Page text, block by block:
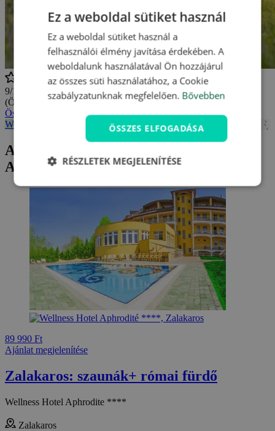
9/10
(Összesen
5 értékelés)
Összes vélemény megtekintése
Wellness Hotel Aphrodite **** - mapa
Aktuális ajánlatunk Wellness Hotel
Aphrodite ****
89 990 Ft
Ajánlat megjelenítése
Zalakaros: szaunák+ római fürdő
Wellness Hotel Aphrodite ****
Zalakaros
Ez a weboldal sütiket használ
Ez a weboldal sütiket használ a
felhasználói élmény javítása érdekében. A
weboldalunk használatával Ön hozzájárul
az összes süti használatához, a Cookie
szabályzatunknak megfelelően. Bővebben
ÖSSZES ELFOGADÁSA
RÉSZLETEK MEGJELENÍTÉSE